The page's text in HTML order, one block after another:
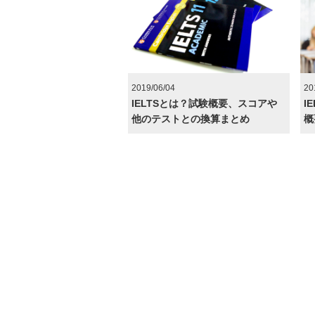
2019/06/04
IELTSとは？試験概要、スコアや
他のテストとの換算まとめ